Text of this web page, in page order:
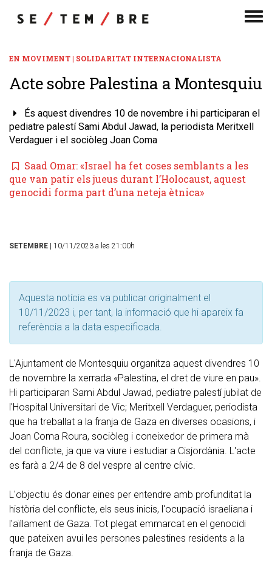
EN MOVIMENT | SOLIDARITAT INTERNACIONALISTA
Acte sobre Palestina a Montesquiu
És aquest divendres 10 de novembre i hi participaran el
pediatre palestí Sami Abdul Jawad, la periodista Meritxell
Verdaguer i el sociòleg Joan Coma
Saad Omar: «Israel ha fet coses semblants a les
que van patir els jueus durant l’Holocaust, aquest
genocidi forma part d’una neteja ètnica»
SETEMBRE | 10/11/2023 a les 21:00h
Aquesta notícia es va publicar originalment el
10/11/2023 i, per tant, la informació que hi apareix fa
referència a la data especificada.
L'Ajuntament de Montesquiu organitza aquest divendres 10
de novembre la xerrada «Palestina, el dret de viure en pau».
Hi participaran Sami Abdul Jawad, pediatre palestí jubilat de
l'Hospital Universitari de Vic; Meritxell Verdaguer, periodista
que ha treballat a la franja de Gaza en diverses ocasions, i
Joan Coma Roura, sociòleg i coneixedor de primera mà
del conflicte, ja que va viure i estudiar a Cisjordània. L'acte
es farà a 2/4 de 8 del vespre al centre cívic.
L'objectiu és donar eines per entendre amb profunditat la
història del conflicte, els seus inicis, l'ocupació israeliana i
l'aïllament de Gaza. Tot plegat emmarcat en el genocidi
que pateixen avui les persones palestines residents a la
franja de Gaza.